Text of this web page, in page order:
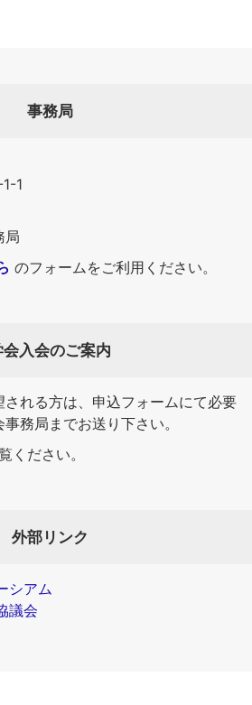
事務局
1
局
のフォームをご利用ください。
会入会のご案内
れる方は、申込フォームにて必要
務局までお送り下さい。
ください。
外部リンク
シアム
議会